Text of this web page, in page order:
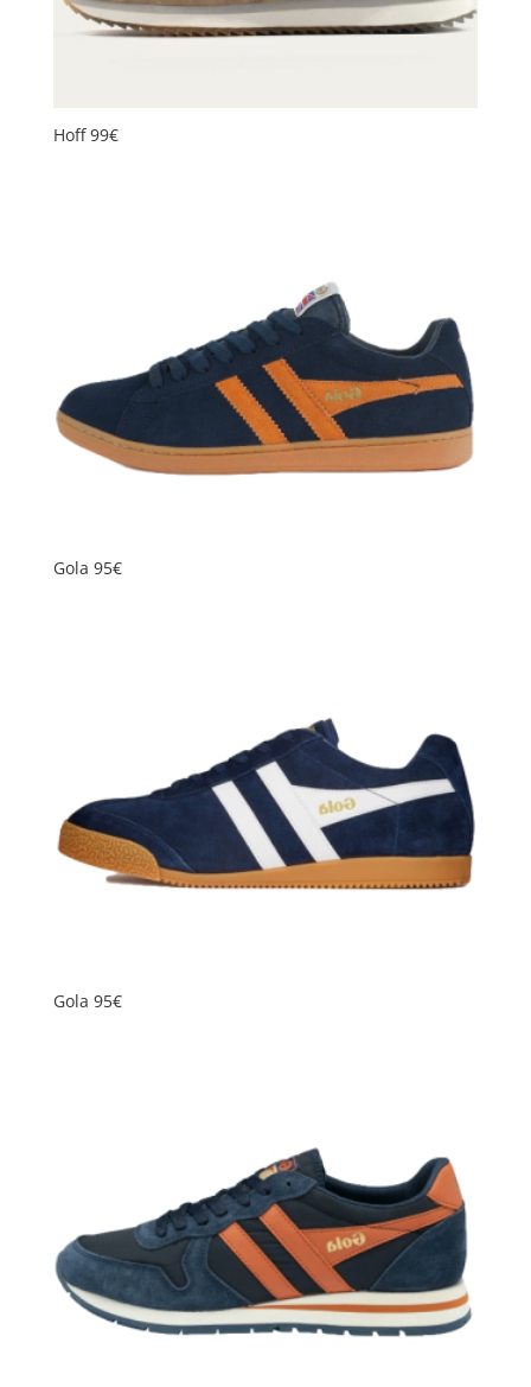
Hoff 99€
Gola 95€
Gola 95€